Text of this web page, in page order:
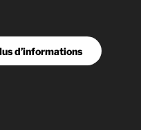
d’informations